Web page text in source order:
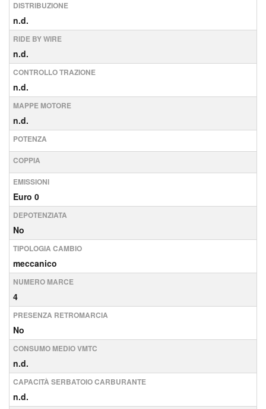
DISTRIBUZIONE
n.d.
RIDE BY WIRE
n.d.
CONTROLLO TRAZIONE
n.d.
MAPPE MOTORE
n.d.
POTENZA
COPPIA
EMISSIONI
Euro 0
DEPOTENZIATA
No
TIPOLOGIA CAMBIO
meccanico
NUMERO MARCE
4
PRESENZA RETROMARCIA
No
CONSUMO MEDIO VMTC
n.d.
CAPACITÀ SERBATOIO CARBURANTE
n.d.